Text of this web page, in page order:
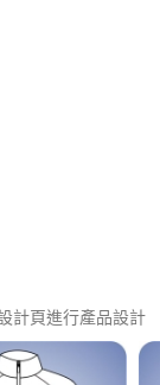
計頁進行產品設計